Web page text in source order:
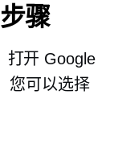
骤
打开 Google
您可以选择